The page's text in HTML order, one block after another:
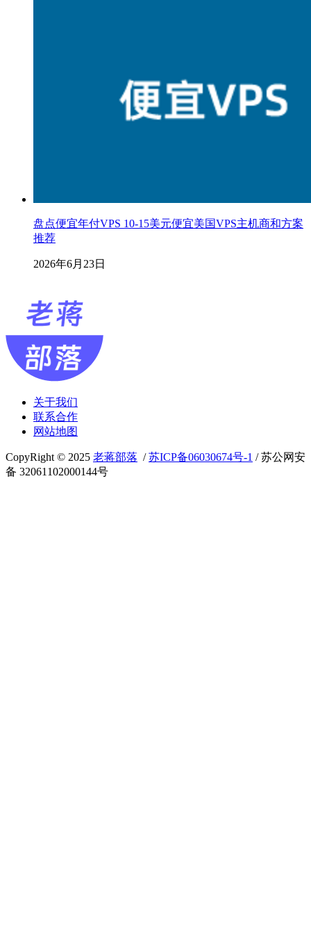
盘点便宜年付VPS 10-15美元便宜美国VPS主机商和方案
推荐
2026年6月23日
关于我们
联系合作
网站地图
CopyRight © 2025 老蒋部落 /苏ICP备06030674号-1 / 苏公网安
备 32061102000144号